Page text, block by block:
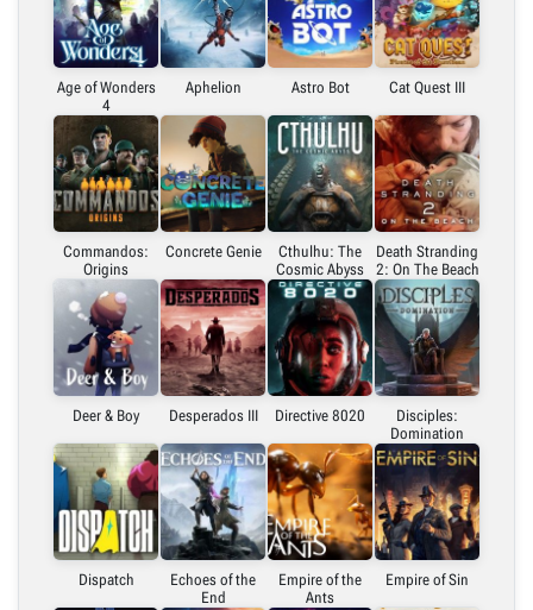
Age of Wonders
4
Aphelion Astro Bot Cat Quest III
Commandos:
Origins
Concrete Genie
Cthulhu: The
Cosmic Abyss
Death Stranding
2: On The Beach
Deer & Boy Desperados III Directive 8020
Disciples:
Domination
Dispatch
Echoes of the
End
Empire of the
Ants
Empire of Sin